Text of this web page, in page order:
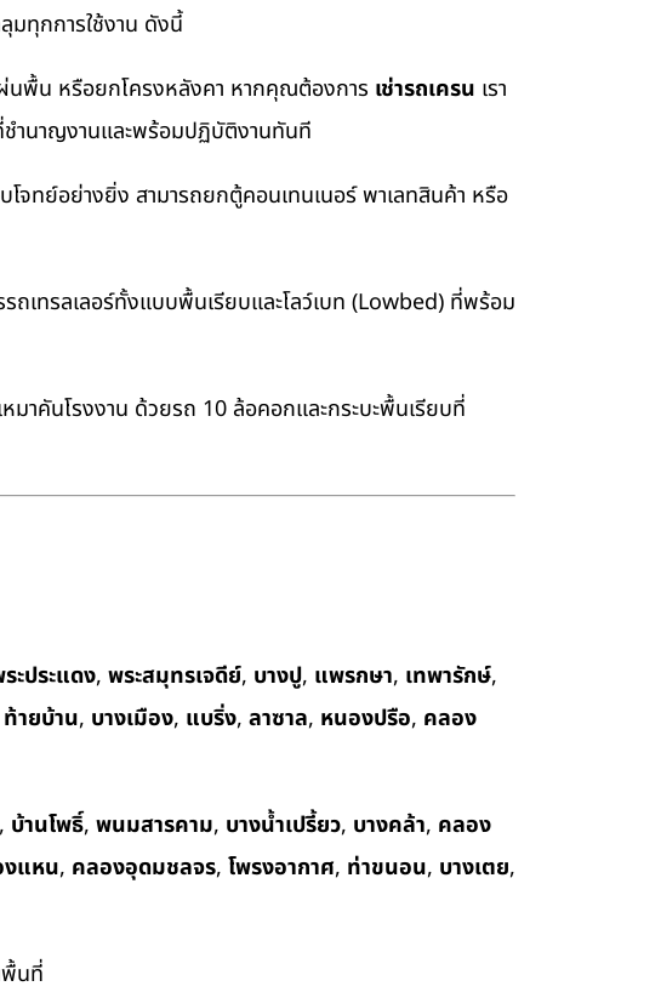
มทุกการใช้งาน ดังนี้
นพื้น หรือยกโครงหลังคา หากคุณต้องการ เช่ารถเครน เรา
ำนาญงานและพร้อมปฏิบัติงานทันที
จทย์อย่างยิ่ง สามารถยกตู้คอนเทนเนอร์ พาเลทสินค้า หรือ
เทรลเลอร์ทั้งแบบพื้นเรียบและโลว์เบท (Lowbed) ที่พร้อม
าคันโรงงาน ด้วยรถ 10 ล้อคอกและกระบะพื้นเรียบที่
ะประแดง, พระสมุทรเจดีย์, บางปู, แพรกษา, เทพารักษ์,
ท้ายบ้าน, บางเมือง, แบริ่ง, ลาซาล, หนองปรือ, คลอง
, บ้านโพธิ์, พนมสารคาม, บางน้ำเปรี้ยว, บางคล้า, คลอง
แหน, คลองอุดมชลจร, โพรงอากาศ, ท่าขนอน, บางเตย,
พื้นที่